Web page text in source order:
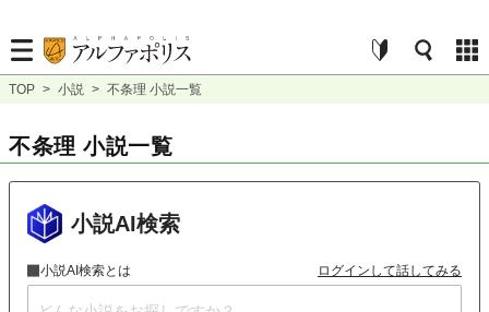
TOP > 小説 > 不条理 小説一覧
不条理 小説一覧
小説AI検索
小説AI検索とは ログインして話してみる